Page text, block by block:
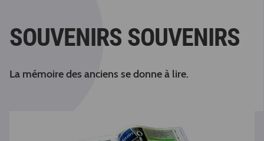
SOUVENIRS SOUVENIRS
La mémoire des anciens se donne à lire.